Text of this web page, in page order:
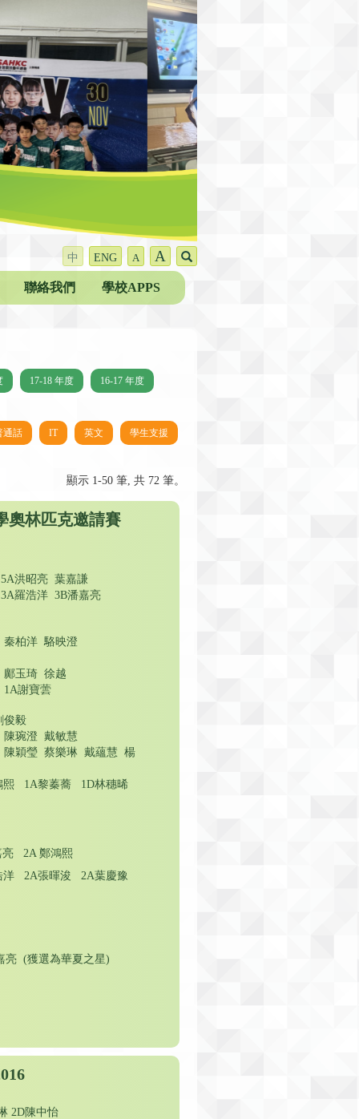
中 ENG A A
聯絡我們 學校APPS
17-18 年度 16-17 年度
通話 IT 英文 學生支援
顯示 1-50 筆, 共 72 筆。
奧林匹克邀請賽
洪昭亮 葉嘉謙
羅浩洋 3B潘嘉亮
柏洋 駱映澄
玉琦 徐越
謝寶蕓
俊毅
琬澄 戴敏慧
陳穎瑩 蔡樂琳 戴蘊慧 楊
熙 1A黎蓁蕎 1D林穗晞
2A 鄭鴻熙
洋 2A張暉浚 2A葉慶豫
(獲選為華夏之星)
2D陳中怡